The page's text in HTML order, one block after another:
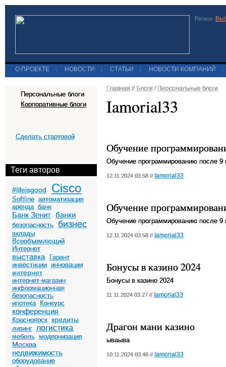
Регион:
О ПРОЕКТЕ НОВОСТИ СТАТЬИ НОВОСТИ КОМПАНИЙ
Персональные блоги
Корпоративные блоги
Сделать стартовой
Теги авторов
#lifeisgood Cisco
Softline автоматизация
аренда банк
Банк Зенит банки
безопасность бизнес
вклады
Всеобъемлющий
Интернет
выставка
Гарант
инвестиции инновации
интернет
интернет-магазин
информационная
безопасность
ипотека
Конкурс
конференция
Красноярск кредиты
лизинг логистика
мебель модернизация
Москва
недвижимость
оборудование
Главная // Блоги / Персональные блоги
Iamorial33
Обучение
Обучение программированию после 9
12.11.2024 03:58 // Iamorial33
Обучение
Обучение программированию после 9
12.11.2024 03:58 // Iamorial33
Бонусы в казино 2024
Бонусы в казино 2024
11.11.2024 03:27 // Iamorial33
Драгон мани казино
ываыва
10.11.2024 03:46 // Iamorial33